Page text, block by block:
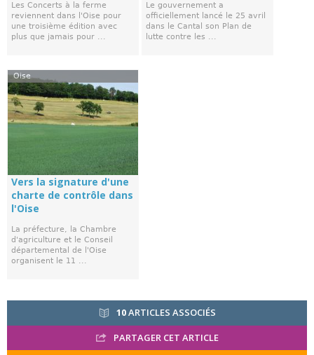
Les Concerts à la ferme
reviennent dans l'Oise pour
une troisième édition avec
plus que jamais pour ...
Le gouvernement a
officiellement lancé le 25 avril
dans le Cantal son Plan de
lutte contre les ...
Oise
Vers la signature d'une
charte de contrôle dans
l'Oise
La préfecture, la Chambre
d'agriculture et le Conseil
départemental de l'Oise
organisent le 11 ...
10ARTICLES ASSOCIÉS
PARTAGER CET ARTICLE